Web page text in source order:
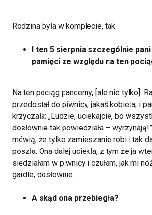
Rodzina była w komplecie, tak.
I ten 5 sierpnia szczególnie pani
pamięci ze względu na ten
Na ten pociąg pancerny, [ale nie tylko].
przedostał do piwnicy, jakaś kobieta, i
krzyczała: „Ludzie, uciekajcie, bo
dosłownie tak powiedziała –
mówią, że tylko zamieszanie robi i tak
poszła. Ona dalej uciekła, z tym że ja
siedziałam w piwnicy i czułam, jak mi
gardle, dosłownie.
A skąd ona przebiegła?